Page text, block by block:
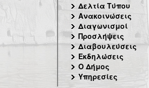
Δελτία Τύπου
Ανακοινώσεις
Διαγωνισμοί
Προσλήψεις
Διαβουλεύσεις
Εκδηλώσεις
Ο Δήμος
Υπηρεσίες